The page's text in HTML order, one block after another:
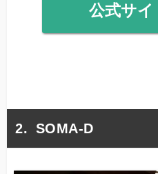
公式サイ
SOMA-D